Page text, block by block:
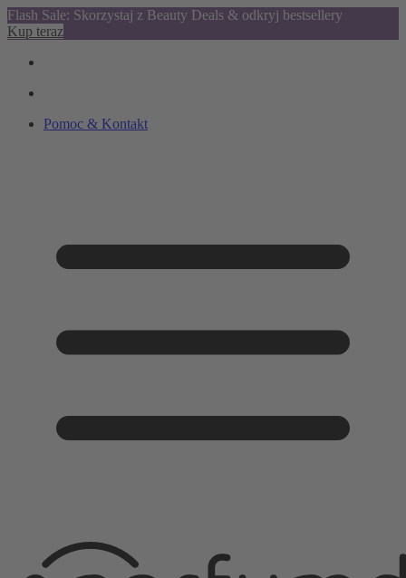
Flash Sale: Skorzystaj z Beauty Deals & odkryj bestsellery
Kup teraz
Pomoc & Kontakt